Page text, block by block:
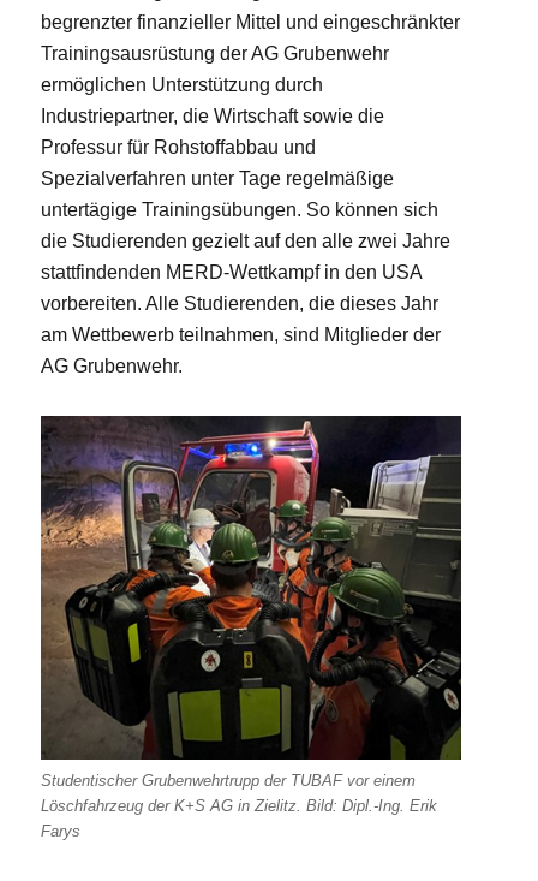
begrenzter finanzieller Mittel und eingeschränkter
Trainingsausrüstung der AG Grubenwehr
ermöglichen Unterstützung durch
Industriepartner, die Wirtschaft sowie die
Professur für Rohstoffabbau und
Spezialverfahren unter Tage regelmäßige
untertägige Trainingsübungen. So können sich
die Studierenden gezielt auf den alle zwei Jahre
stattfindenden MERD-Wettkampf in den USA
vorbereiten. Alle Studierenden, die dieses Jahr
am Wettbewerb teilnahmen, sind Mitglieder der
AG Grubenwehr.
Studentischer Grubenwehrtrupp der TUBAF vor einem
Löschfahrzeug der K+S AG in Zielitz. Bild: Dipl.-Ing. Erik
Farys